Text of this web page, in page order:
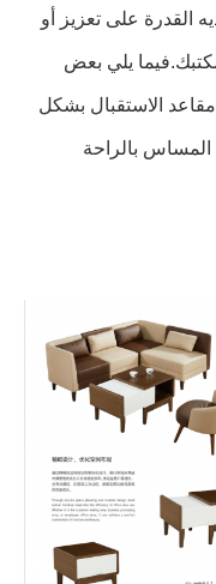
القدرة على تعزيز أو
يلي بعض
مقاعد الاستقبال بشكل
بالراحة